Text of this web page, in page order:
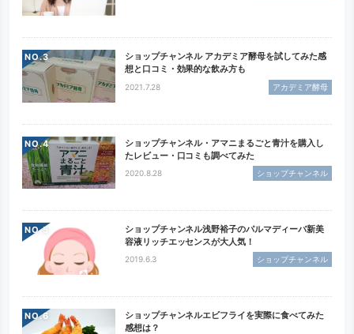
NO.
ショップチャンネル アカデミア酵母を試してみた感
想と口コミ・効果的な飲み方も
2021.7.28 アカデミア酵母
NO.
ショップチャンネル・アマニまるごと青汁を購入し
たレビュー・口コミも調べてみた
2020.8.28 ショップチャンネル
NO.
ショップチャンネル浅野裕子のパルマディーバ新美
容液リッチエッセンスが大人気！
2019.6.3 ショップチャンネル
NO.
ショップチャンネルエビフライを実際に食べてみた
感想は？